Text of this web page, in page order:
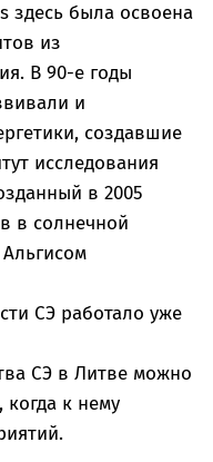
здесь была освоена
из
В 90-е годы
и
создавшие
исследования
в 2005
в солнечной
СЭ работало уже
СЭ в Литве можно
когда к нему